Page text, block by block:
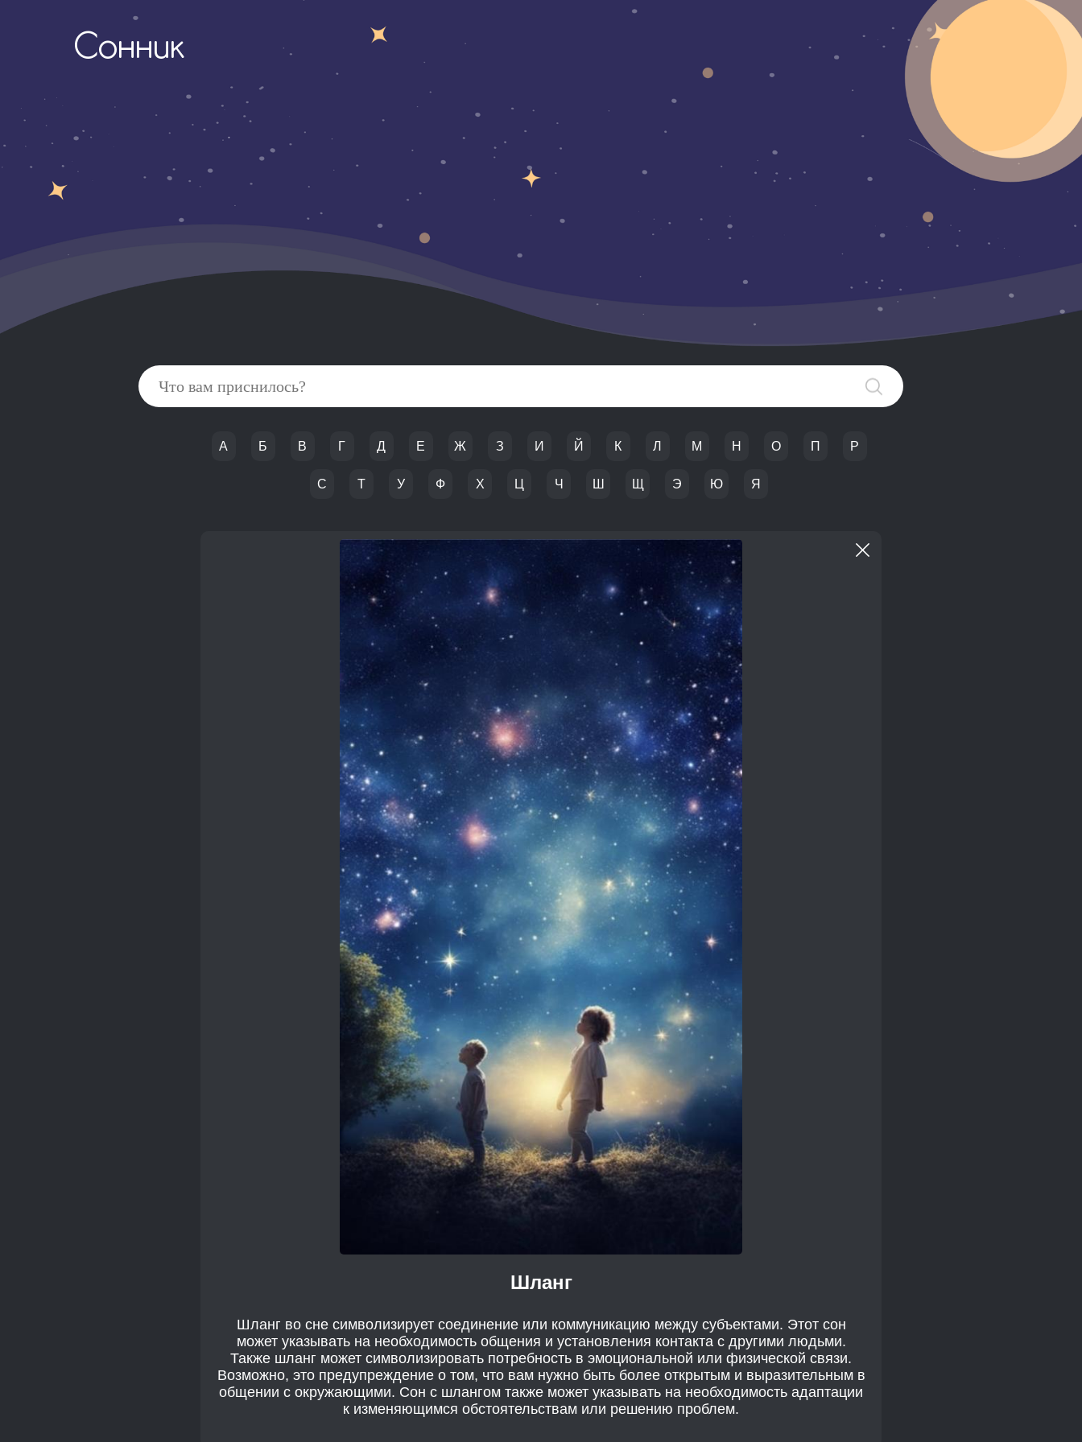
Сонник
А Б В Г Д Е Ж З И Й К Л М Н О П Р
С Т У Ф Х Ц Ч Ш Щ Э Ю Я
Шланг
Шланг во сне символизирует соединение или коммуникацию между субъектами. Этот сон
может указывать на необходимость общения и установления контакта с другими людьми.
Также шланг может символизировать потребность в эмоциональной или физической связи.
Возможно, это предупреждение о том, что вам нужно быть более открытым и выразительным в
общении с окружающими. Сон с шлангом также может указывать на необходимость адаптации
к изменяющимся обстоятельствам или решению проблем.